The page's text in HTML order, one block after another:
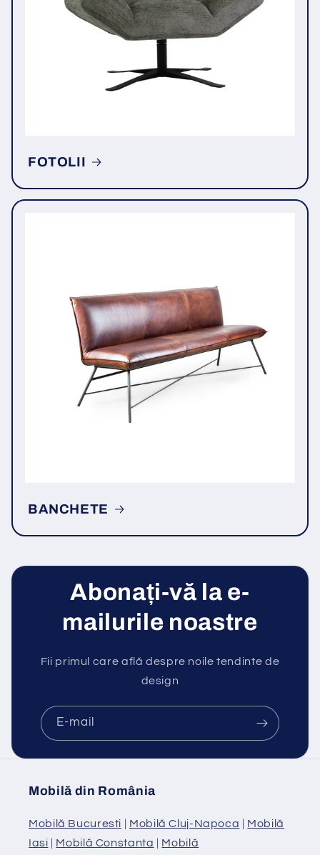
FOTOLII
BANCHETE
Abonați-vă la e-
mailurile noastre
Fii primul care află despre noile tendinte de
design
E-mail
Mobilă din România
Mobilă Bucuresti | Mobilă Cluj-Napoca | Mobilă
Iasi | Mobilă Constanta | Mobilă